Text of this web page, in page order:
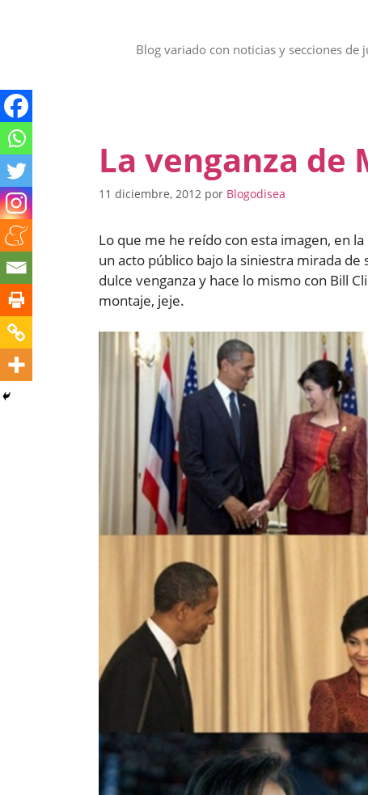
Blog variado con noticias y secciones
La venganza de
11 diciembre, 2012 por Blogodisea
Lo que me he reído con esta imagen, en
un acto público bajo la siniestra mirada
dulce venganza y hace lo mismo con Bill
montaje, jeje.